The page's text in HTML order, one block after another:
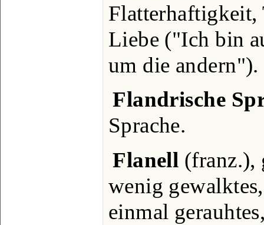
Liebe ("Ich bin
um die andern").
Flandrische
Sprache.
Flanell (franz.),
wenig
einmal